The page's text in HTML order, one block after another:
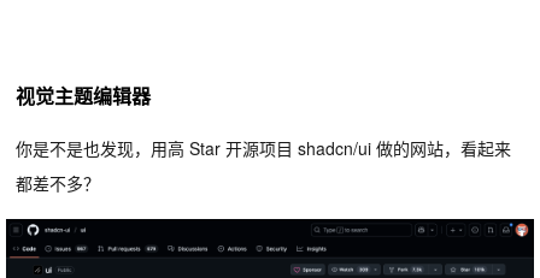
视觉主题编辑器
你是不是也发现，用高 Star 开源项目 shadcn/ui 做的网站，看起来
都差不多？